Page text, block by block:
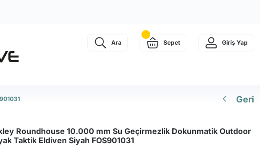
Ara Sepet Giriş Yap
Geri
Roundhouse 10.000 mm Su Geçirmezlik Dokunmatik Outdoor
Taktik Eldiven Siyah FOS901031